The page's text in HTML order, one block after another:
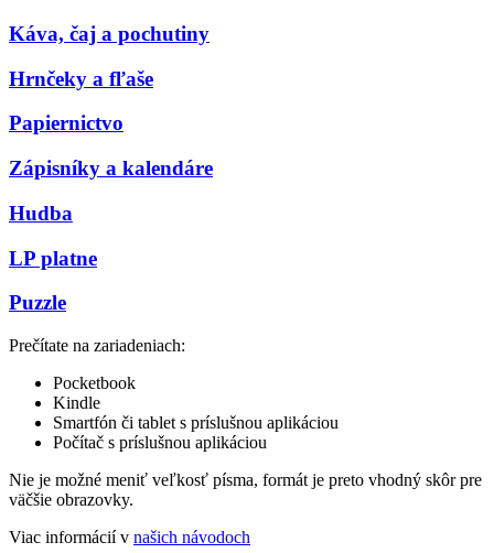
Káva, čaj a pochutiny
Hrnčeky a fľaše
Papiernictvo
Zápisníky a kalendáre
Hudba
LP platne
Puzzle
Prečítate na zariadeniach:
Pocketbook
Kindle
Smartfón či tablet s príslušnou aplikáciou
Počítač s príslušnou aplikáciou
Nie je možné meniť veľkosť písma, formát je preto vhodný skôr pre
väčšie obrazovky.
Viac informácií v našich návodoch